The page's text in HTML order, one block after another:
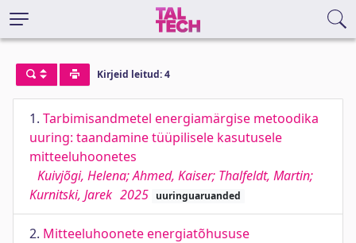
Kirjeid leitud: 4
1. Tarbimisandmetel energiamärgise metoodika
uuring: taandamine tüüpilisele kasutusele
mitteeluhoonetes
Kuivjõgi, Helena; Ahmed, Kaiser; Thalfeldt, Martin;
Kurnitski, Jarek 2025 uuringuaruanded
2. Mitteeluhoonete energiatõhususe